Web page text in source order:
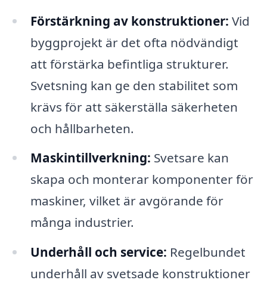
Förstärkning av konstruktioner: Vid
byggprojekt är det ofta nödvändigt
att förstärka befintliga strukturer.
Svetsning kan ge den stabilitet som
krävs för att säkerställa säkerheten
och hållbarheten.
Maskintillverkning: Svetsare kan
skapa och monterar komponenter för
maskiner, vilket är avgörande för
många industrier.
Underhåll och service: Regelbundet
underhåll av svetsade konstruktioner